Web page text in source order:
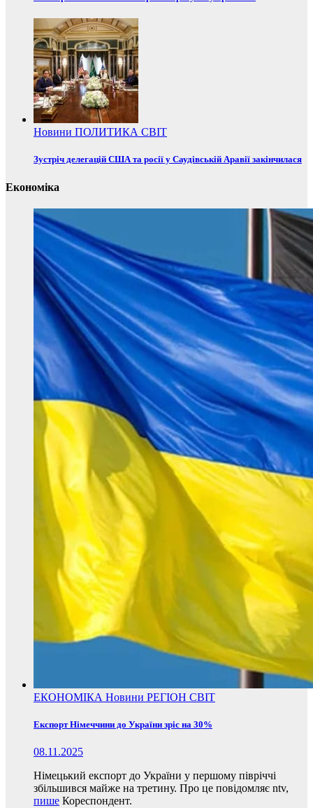
Новини ПОЛИТИКА СВІТ
Зустріч делегацій США та росії у Саудівській Аравії закінчилася
Економіка
ЕКОНОМІКА Новини РЕГІОН СВІТ
Експорт Німеччини до України зріс на 30%
08.11.2025
Німецький експорт до України у першому півріччі
збільшився майже на третину. Про це повідомляє ntv,
пише Кореспондент.